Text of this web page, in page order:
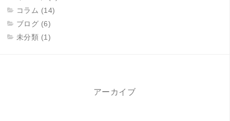
コラム (14)
ブログ (6)
未分類 (1)
アーカイブ